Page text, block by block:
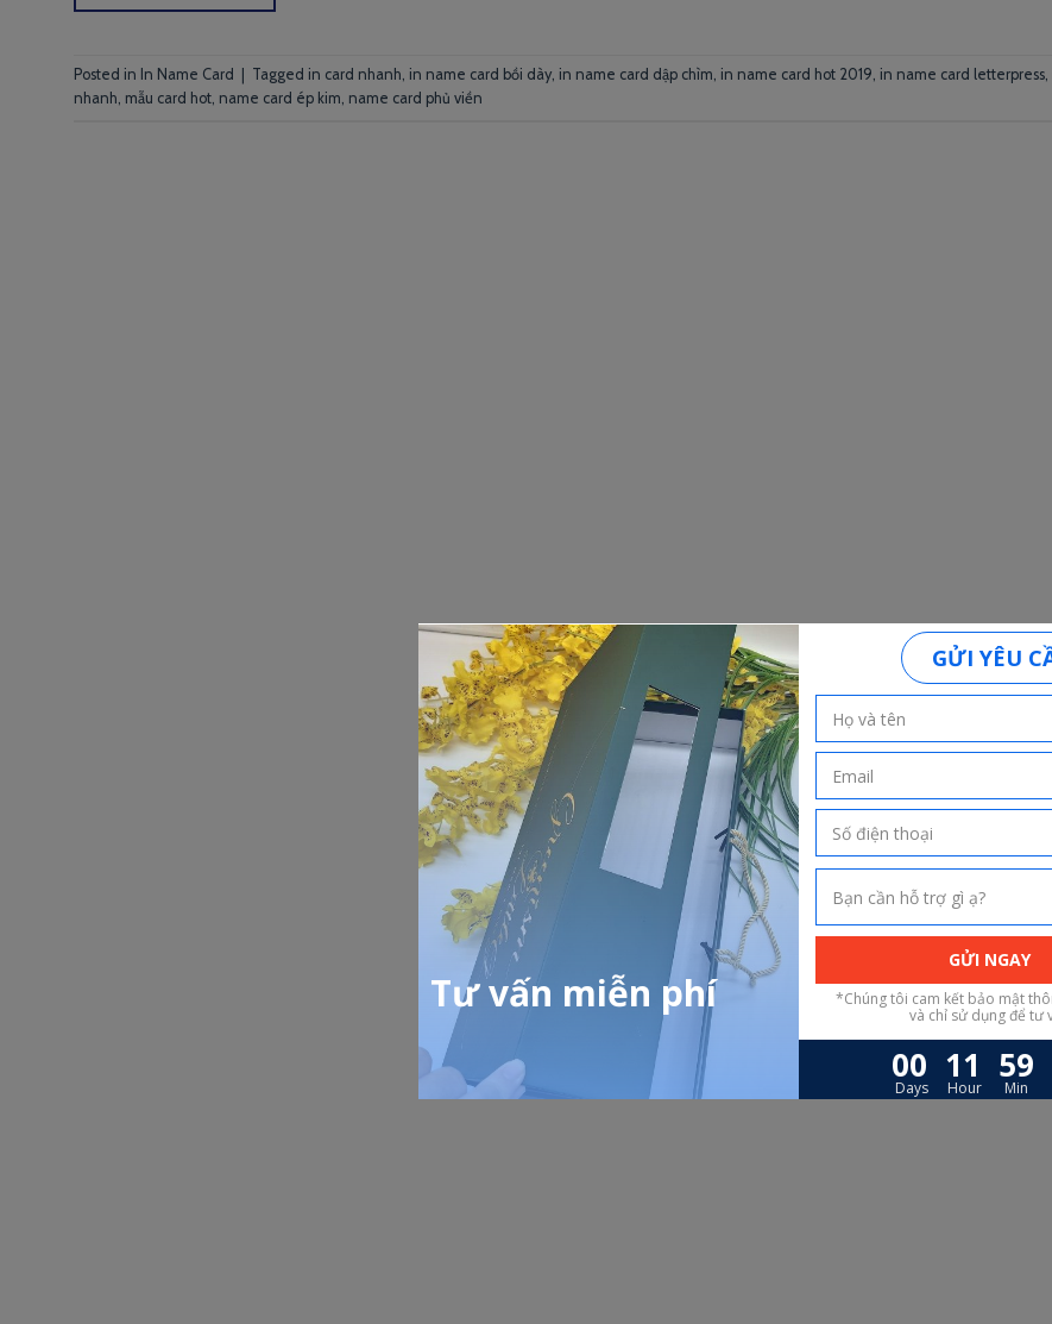
Posted in In Name Card Tagged in card nhanh, in name card bồi dày, in name card dập chìm, in name card hot 2019, in name card letterpress,
nhanh, mẫu card hot, name card ép kim, name card phủ viền